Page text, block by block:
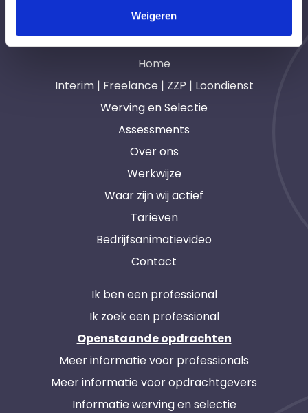
Weigeren
Navigatie
Home
Interim | Freelance | ZZP | Loondienst
Werving en Selectie
Assessments
Over ons
Werkwijze
Waar zijn wij actief
Tarieven
Bedrijfsanimatievideo
Contact
Ik ben een professional
Ik zoek een professional
Openstaande opdrachten
Meer informatie voor professionals
Meer informatie voor opdrachtgevers
Informatie werving en selectie